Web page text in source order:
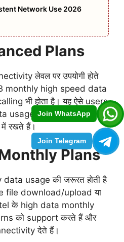
Join WhatsApp
Join Telegram
Network Use 2026
Plans
लेवल पर उपयोगी होते
monthly high speed data
भी होता है। यह ऐसे users
usage consistent रहता है
में रखते हैं।
Plans
usage की जरूरत होती है
download/upload या
के high data monthly
को support करते हैं और
देते हैं।